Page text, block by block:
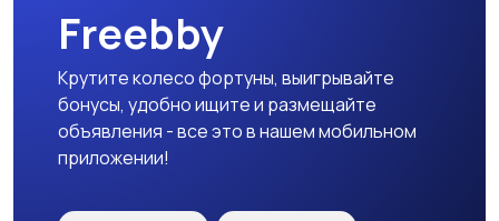
Freebby
Крутите колесо фортуны, выигрывайте
бонусы, удобно ищите и размещайте
объявления - все это в нашем мобильном
приложении!